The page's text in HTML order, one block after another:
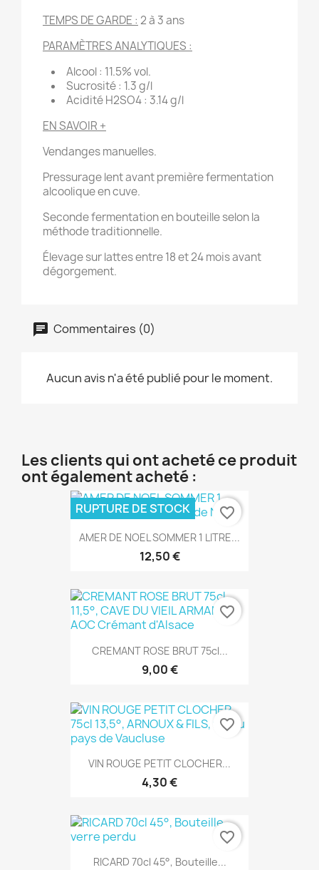
TEMPS DE GARDE : 2 à 3 ans
PARAMÈTRES ANALYTIQUES :
Alcool : 11.5% vol.
Sucrosité : 1.3 g/l
Acidité H2SO4 : 3.14 g/l
EN SAVOIR +
Vendanges manuelles.
Pressurage lent avant première fermentation
alcoolique en cuve.
Seconde fermentation en bouteille selon la
méthode traditionnelle.
Élevage sur lattes entre 18 et 24 mois avant
dégorgement.
Commentaires (0)
Aucun avis n'a été publié pour le moment.
Les clients qui ont acheté ce produit
ont également acheté :
AMER DE NOEL SOMMER 1 LITRE...
12,50 €
RUPTURE DE STOCK favorite_border
CREMANT ROSE BRUT 75cl...
9,00 €
favorite_border
VIN ROUGE PETIT CLOCHER...
4,30 €
favorite_border
RICARD 70cl 45°, Bouteille...
favorite_border